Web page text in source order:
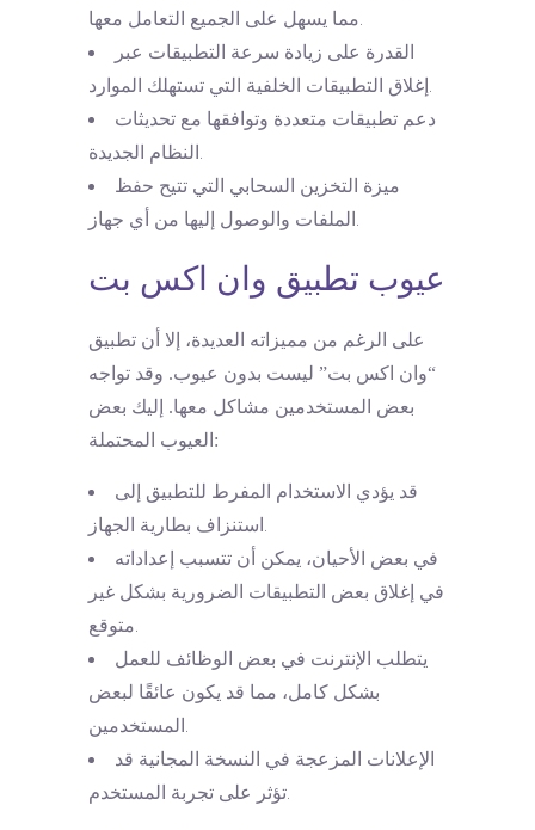
مما يسهل على الجميع التعامل معها.
القدرة على زيادة سرعة التطبيقات عبر
إغلاق التطبيقات الخلفية التي تستهلك الموارد.
دعم تطبيقات متعددة وتوافقها مع تحديثات
النظام الجديدة.
ميزة التخزين السحابي التي تتيح حفظ
الملفات والوصول إليها من أي جهاز.
عيوب تطبيق وان اكس بت
على الرغم من مميزاته العديدة، إلا أن تطبيق
“وان اكس بت” ليست بدون عيوب. وقد تواجه
بعض المستخدمين مشاكل معها. إليك بعض
العيوب المحتملة:
قد يؤدي الاستخدام المفرط للتطبيق إلى
استنزاف بطارية الجهاز.
في بعض الأحيان، يمكن أن تتسبب إعداداته
في إغلاق بعض التطبيقات الضرورية بشكل غير
متوقع.
يتطلب الإنترنت في بعض الوظائف للعمل
بشكل كامل، مما قد يكون عائقًا لبعض
المستخدمين.
الإعلانات المزعجة في النسخة المجانية قد
تؤثر على تجربة المستخدم.